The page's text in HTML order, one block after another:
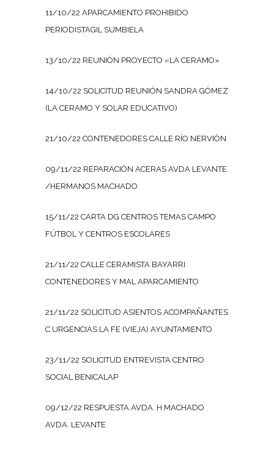
11/10/22 APARCAMIENTO PROHIBIDO
PERIODISTAGIL SUMBIELA
13/10/22 REUNIÓN PROYECTO «LA CERAMO»
14/10/22 SOLICITUD REUNIÓN SANDRA GÓMEZ
(LA CERAMO Y SOLAR EDUCATIVO)
21/10/22 CONTENEDORES CALLE RÍO NERVIÓN
09/11/22 REPARACIÓN ACERAS AVDA LEVANTE
/HERMANOS MACHADO
15/11/22 CARTA DG CENTROS TEMAS CAMPO
FÚTBOL Y CENTROS ESCOLARES
21/11/22 CALLE CERAMISTA BAYARRI
CONTENEDORES Y MAL APARCAMIENTO
21/11/22 SOLICITUD ASIENTOS ACOMPAÑANTES
C.URGENCIAS LA FE (VIEJA) AYUNTAMIENTO
23/11/22 SOLICITUD ENTREVISTA CENTRO
SOCIAL BENICALAP
09/12/22 RESPUESTA AVDA. H MACHADO
AVDA. LEVANTE